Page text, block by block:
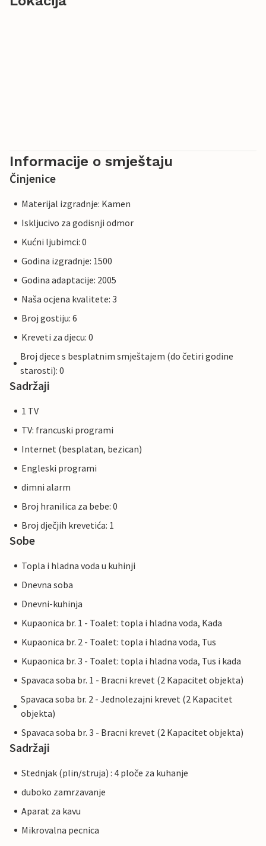
Informacije o smještaju
Činjenice
Materijal izgradnje: Kamen
Iskljucivo za godisnji odmor
Kućni ljubimci: 0
Godina izgradnje: 1500
Godina adaptacije: 2005
Naša ocjena kvalitete: 3
Broj gostiju: 6
Kreveti za djecu: 0
Broj djece s besplatnim smještajem (do četiri godine
starosti): 0
Sadržaji
1 TV
TV: francuski programi
Internet (besplatan, bezican)
Engleski programi
dimni alarm
Broj hranilica za bebe: 0
Broj dječjih krevetića: 1
Sobe
Topla i hladna voda u kuhinji
Dnevna soba
Dnevni-kuhinja
Kupaonica br. 1 - Toalet: topla i hladna voda, Kada
Kupaonica br. 2 - Toalet: topla i hladna voda, Tus
Kupaonica br. 3 - Toalet: topla i hladna voda, Tus i kada
Spavaca soba br. 1 - Bracni krevet (2 Kapacitet objekta)
Spavaca soba br. 2 - Jednolezajni krevet (2 Kapacitet
objekta)
Spavaca soba br. 3 - Bracni krevet (2 Kapacitet objekta)
Sadržaji
Stednjak (plin/struja) : 4 ploče za kuhanje
duboko zamrzavanje
Aparat za kavu
Mikrovalna pecnica